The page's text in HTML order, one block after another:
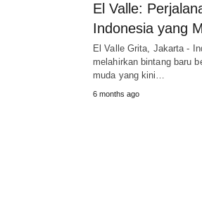
El Valle:
Indonesia yang
El Valle Grita, Jakarta -
melahirkan bintang baru
muda yang kini…
6 months ago